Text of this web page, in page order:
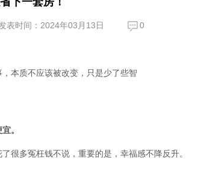
表时间：2024年03月13日 0
本质不应该被改变，只是少了些智
。
很多冤枉钱不说，重要的是，幸福感不降反升。